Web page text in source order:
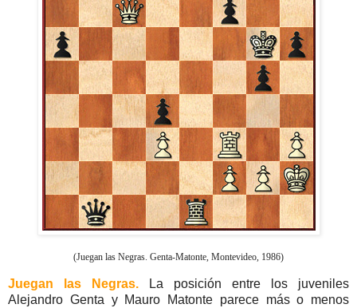
(Juegan las Negras. Genta-Matonte, Montevideo, 1986)
Juegan las Negras. La posición entre los juveniles
Alejandro Genta y Mauro Matonte parece más o menos